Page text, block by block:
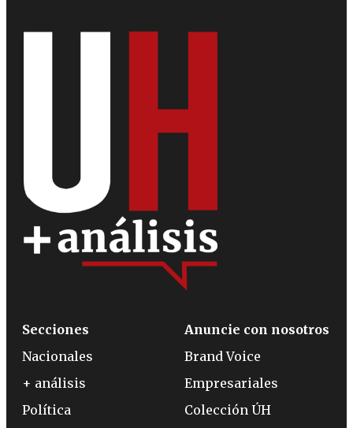
Secciones
Nacionales
+ análisis
Política
Anuncie con nosotros
Brand Voice
Empresariales
Colección ÚH